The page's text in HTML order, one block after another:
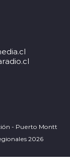
- Puerto Montt
2026